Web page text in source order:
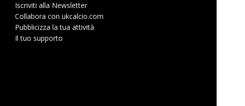
Iscriviti alla Newsletter
Collabora con ukcalcio.com
Pubblicizza la tua attività
Il tuo supporto